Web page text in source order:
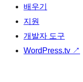
배우기
지원
개발자 도구
WordPress.tv ↗